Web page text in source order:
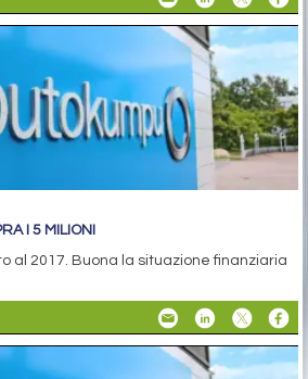
I 5 MILIONI
al 2017. Buona la situazione finanziaria